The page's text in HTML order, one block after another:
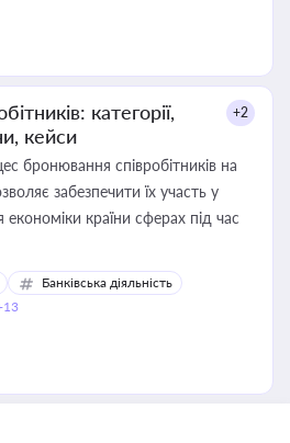
категорії,
кейси
+2
бронювання співробітників на
забезпечити їх участь у
країни сферах під час
Банківська діяльність